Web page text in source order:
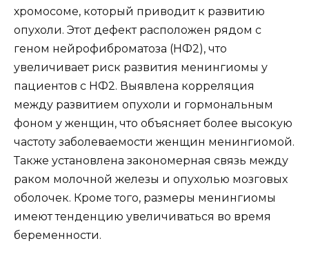
хромосоме, который приводит к развитию
опухоли. Этот дефект расположен рядом с
геном нейрофиброматоза (НФ2), что
увеличивает риск развития менингиомы у
пациентов с НФ2. Выявлена корреляция
между развитием опухоли и гормональным
фоном у женщин, что объясняет более высокую
частоту заболеваемости женщин менингиомой.
Также установлена закономерная связь между
раком молочной железы и опухолью мозговых
оболочек. Кроме того, размеры менингиомы
имеют тенденцию увеличиваться во время
беременности.